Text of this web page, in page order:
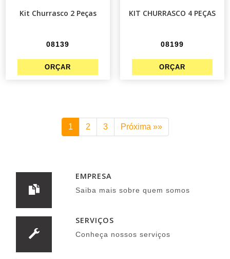
Kit Churrasco 2 Peças
08139
KIT CHURRASCO 4 PEÇAS
08199
1 2 3 Próxima »»
EMPRESA
Saiba mais sobre quem somos
SERVIÇOS
Conheça nossos serviços